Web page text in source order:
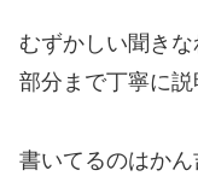
むずかしい聞き
部分まで丁寧に説
書いてるのはかん